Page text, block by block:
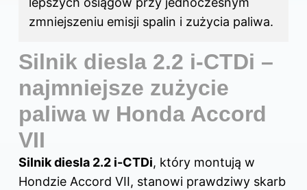
zmniejszeniu emisji spalin i zużycia paliwa.
Silnik diesla 2.2 i-CTDi –
najmniejsze zużycie
paliwa w Honda Accord
VII
Silnik diesla 2.2 i-CTDi, który montują w
Hondzie Accord VII, stanowi prawdziwy skarb